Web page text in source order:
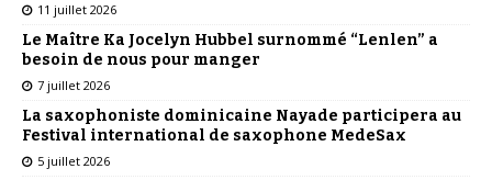
11 juillet 2026
Le Maître Ka Jocelyn Hubbel surnommé “Lenlen” a
besoin de nous pour manger
7 juillet 2026
La saxophoniste dominicaine Nayade participera au
Festival international de saxophone MedeSax
5 juillet 2026